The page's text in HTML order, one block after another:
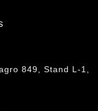
849, Stand L-1,